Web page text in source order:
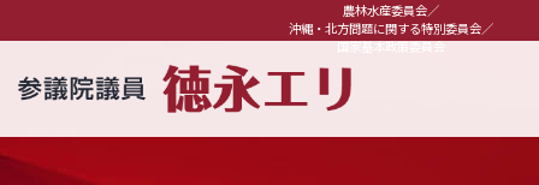
農林水産委員会／
沖縄・北方問題に関する特別委員会／
国家基本政策委員会